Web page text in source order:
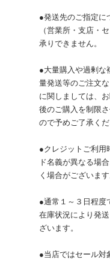
●発送先のご指定に
（営業所・支店・
承りできません。
●大量購入や過剰な
量発送等のご注文
に関しましては、
後のご購入を制限
ので予めご了承くだ
●クレジットご利用
ド名義が異なる場
く場合がございま
●通常１～３日程度
在庫状況により発
ざいます。
●当店ではセール対